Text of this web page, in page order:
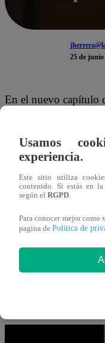
25 de junio
En el nuevo capítulo
Patrón. Los policías
posible.
TE PUEDE
más cerca de
En el adelanto,
Patrón. La mayor de
Arosamena por
Usamos
experiencia.
Este sitio utiliza
contenido. Si estás en la
según el RGPD
Para conocer mejor como
pagina de Política de